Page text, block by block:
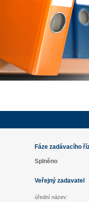
Fáze zadávacího
Splněno
Veřejný zadavatel
úřední název: